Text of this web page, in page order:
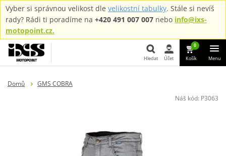
Vyber si správnou velikost dle velikostní tabulky. Stále si nevíš
rady? Rádi ti poradíme na +420 491 007 007 nebo info@ixs-
motopoint.cz.
Hledat Účet
0
Košík Menu
Domů
GMS COBRA
Náš kód: P3063